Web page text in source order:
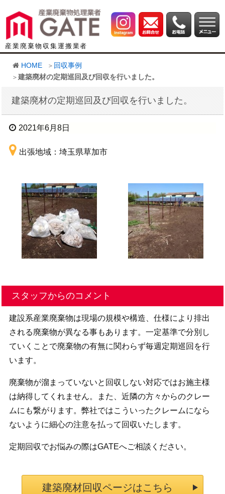
産業廃棄物収集運搬業者
HOME
回収事例
建築廃材の定期巡回及び回収を行いました。
建築廃材の定期巡回及び回収を行いました。
2021年6月8日
出張地域：埼玉県草加市
スタッフからのコメント
建設系産業廃棄物は現場の規模や構造、仕様により排出
される廃棄物が異なる事もあります。一定基準で分別し
ていくことで廃棄物の有無に関わらず毎週定期巡回を行
います。
廃棄物が溜まっていないと回収しない対応ではお施主様
は納得してくれません。また、近隣の方々からのクレー
ムにも繋がります。弊社ではこういったクレームになら
ないように細心の注意を払って回収いたします。
定期回収でお悩みの際はGATEへご相談ください。
建築廃材回収ページはこちら